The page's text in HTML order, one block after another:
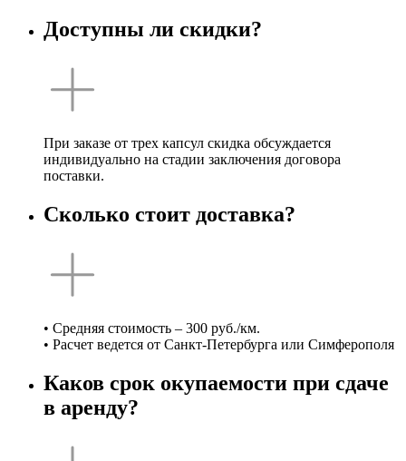
Доступны ли скидки?
При заказе от трех капсул скидка обсуждается
индивидуально на стадии заключения договора
поставки.
Сколько стоит доставка?
• Средняя стоимость – 300 руб./км.
• Расчет ведется от Санкт-Петербурга или Симферополя
Каков срок окупаемости при сдаче
в аренду?